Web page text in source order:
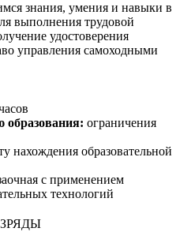
знания, умения и навыки в
выполнения трудовой
удостоверения
управления самоходными
образования: ограничения
нахождения образовательной
с применением
технологий